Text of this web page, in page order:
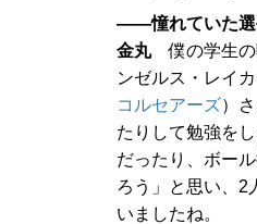
――憧れていた選
金丸僕の学生の
ンゼルス・レイ
コルセアーズ）
たりして勉強を
だったり、ボー
ろう」と思い、2
いましたね。